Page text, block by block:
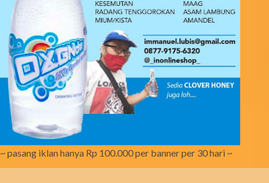
~ pasang iklan hanya Rp 100.000 per banner per 30 hari ~